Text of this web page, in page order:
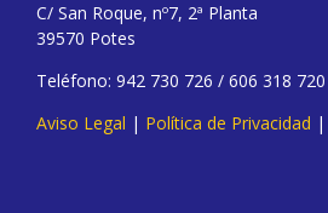
C/ San Roque, nº7, 2ª Planta
39570 Potes
Teléfono: 942 730 726 / 606 318 720
Aviso Legal | Política de Privacidad |